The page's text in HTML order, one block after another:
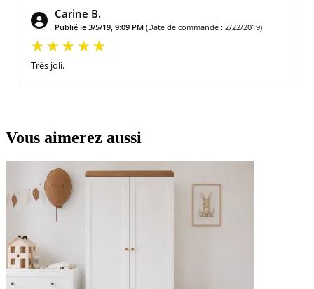
Carine B.
Publié le 3/5/19, 9:09 PM (Date de commande : 2/22/2019)
Très joli.
Vous aimerez aussi